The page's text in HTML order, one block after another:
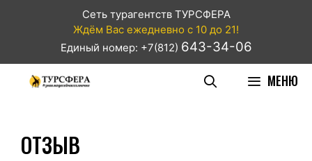
Сеть турагентств ТУРСФЕРА
Ждём Вас ежедневно с 10 до 21!
Единый номер: +7(812) 643-34-06
МЕНЮ
ОТЗЫВ